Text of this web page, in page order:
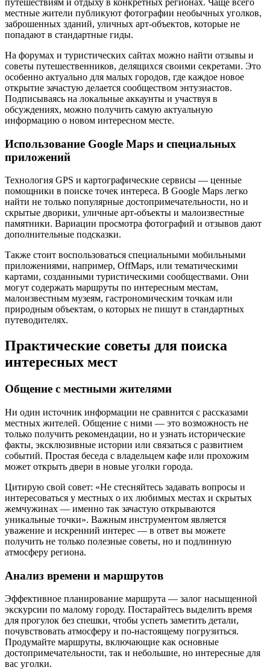
путешествиям и отдыху в конкретных регионах. Чаще всего
местные жители публикуют фотографии необычных уголков,
заброшенных зданий, уличных арт-объектов, которые не
попадают в стандартные гиды.
На форумах и туристических сайтах можно найти отзывы и
советы путешественников, делящихся своими секретами. Это
особенно актуально для малых городов, где каждое новое
открытие зачастую делается сообществом энтузиастов.
Подписываясь на локальные аккаунты и участвуя в
обсуждениях, можно получить самую актуальную
информацию о новом интересном месте.
Использование Google Maps и специальных
приложений
Технология GPS и картографические сервисы — ценные
помощники в поиске точек интереса. В Google Maps легко
найти не только популярные достопримечательности, но и
скрытые дворики, уличные арт-объекты и малоизвестные
памятники. Вариации просмотра фотографий и отзывов дают
дополнительные подсказки.
Также стоит воспользоваться специальными мобильными
приложениями, например, OffMaps, или тематическими
картами, созданными туристическими сообществами. Они
могут содержать маршруты по интересным местам,
малоизвестным музеям, гастрономическим точкам или
природным объектам, о которых не пишут в стандартных
путеводителях.
Практические советы для поиска
интересных мест
Общение с местными жителями
Ни один источник информации не сравнится с рассказами
местных жителей. Общение с ними — это возможность не
только получить рекомендации, но и узнать исторические
факты, эксклюзивные истории или связаться с развитием
событий. Простая беседа с владельцем кафе или прохожим
может открыть двери в новые уголки города.
Цитирую свой совет: «Не стесняйтесь задавать вопросы и
интересоваться у местных о их любимых местах и скрытых
жемчужинах — именно так зачастую открываются
уникальные точки». Важным инструментом является
уважение и искренний интерес — в ответ вы можете
получить не только полезные советы, но и подлинную
атмосферу региона.
Анализ времени и маршрутов
Эффективное планирование маршрута — залог насыщенной
экскурсии по малому городу. Постарайтесь выделить время
для прогулок без спешки, чтобы успеть заметить детали,
почувствовать атмосферу и по-настоящему погрузиться.
Продумайте маршруты, включающие как основные
достопримечательности, так и небольшие, но интересные для
вас уголки.